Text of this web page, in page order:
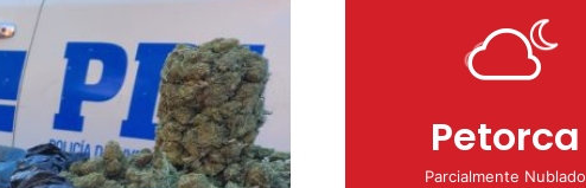
Petorca
Parcialmente Nublado